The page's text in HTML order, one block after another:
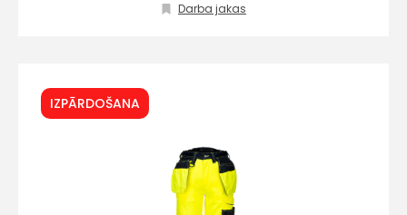
Darba jakas
IZPĀRDOŠANA